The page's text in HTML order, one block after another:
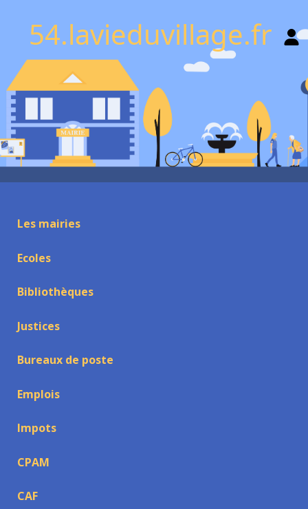
54.lavieduvillage.fr
Les mairies
Ecoles
Bibliothèques
Justices
Bureaux de poste
Emplois
Impots
CPAM
CAF